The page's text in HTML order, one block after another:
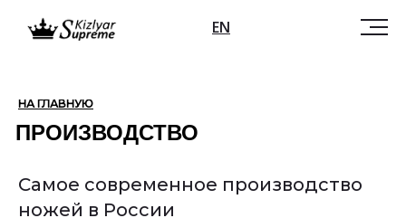
EN
ПРОИЗВОДСТВО
НА ГЛАВНУЮ
Самое современное производство
ножей в России